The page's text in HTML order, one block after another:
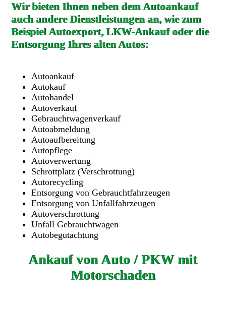
Wir bieten Ihnen neben dem Autoankauf
auch andere Dienstleistungen an, wie zum
Beispiel Autoexport, LKW-Ankauf oder die
Entsorgung Ihres alten Autos:
Autoankauf
Autokauf
Autohandel
Autoverkauf
Gebrauchtwagenverkauf
Autoabmeldung
Autoaufbereitung
Autopflege
Autoverwertung
Schrottplatz (Verschrottung)
Autorecycling
Entsorgung von Gebrauchtfahrzeugen
Entsorgung von Unfallfahrzeugen
Autoverschrottung
Unfall Gebrauchtwagen
Autobegutachtung
Ankauf von Auto / PKW mit
Motorschaden